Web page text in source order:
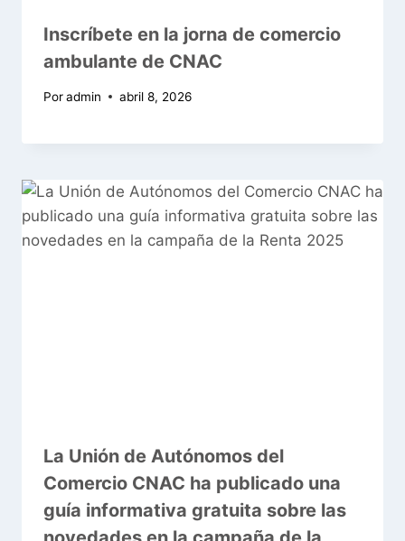
Inscríbete en la jorna de comercio
ambulante de CNAC
Poradmin abril 8, 2026
La Unión de Autónomos del
Comercio CNAC ha publicado una
guía informativa gratuita sobre las